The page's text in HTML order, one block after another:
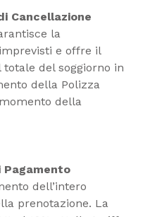
Cancellazione
la
e offre il
del soggiorno in
della Polizza
della
Pagamento
dell’intero
prenotazione. La